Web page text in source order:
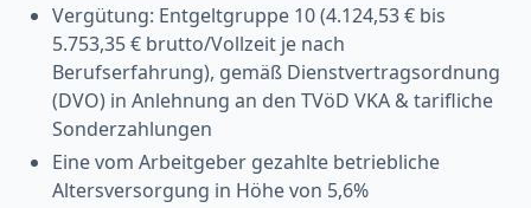
Vergütung: Entgeltgruppe 10 (4.124,53 € bis
5.753,35 € brutto/Vollzeit je nach
Berufserfahrung), gemäß Dienstvertragsordnung
(DVO) in Anlehnung an den TVöD VKA & tarifliche
Sonderzahlungen
Eine vom Arbeitgeber gezahlte betriebliche
Altersversorgung in Höhe von 5,6%